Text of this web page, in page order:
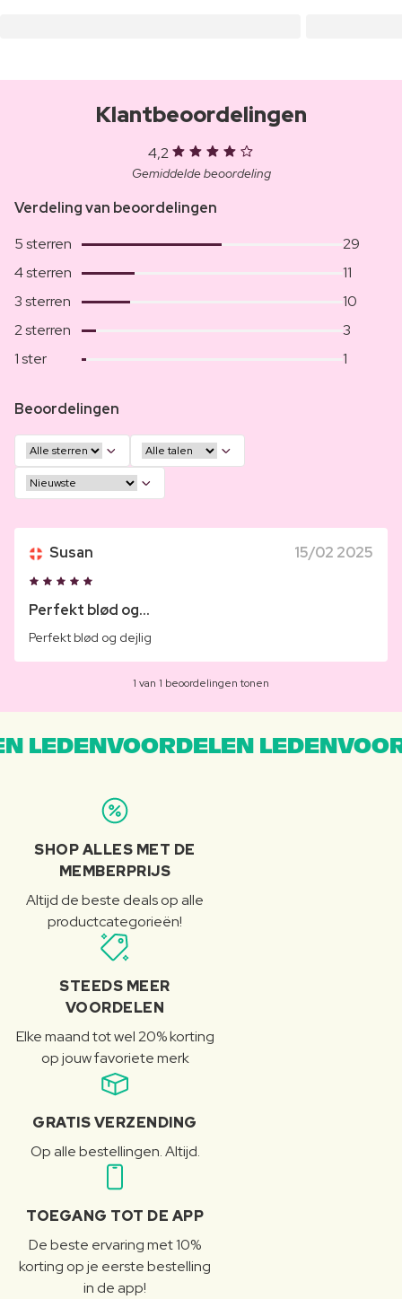
Klantbeoordelingen
4,2
Gemiddelde beoordeling
Verdeling van beoordelingen
5 sterren
29
4 sterren
11
3 sterren
10
2 sterren
3
1 ster
1
Beoordelingen
Susan 15/02 2025
Perfekt blød og...
Perfekt blød og dejlig
1 van 1 beoordelingen tonen
LEDENVOORDELEN
SHOP ALLES MET DE
MEMBERPRIJS
Altijd de beste deals op alle
productcategorieën!
STEEDS MEER
VOORDELEN
Elke maand tot wel 20% korting
op jouw favoriete merk
GRATIS VERZENDING
Op alle bestellingen. Altijd.
TOEGANG TOT DE APP
De beste ervaring met 10%
korting op je eerste bestelling
in de app!